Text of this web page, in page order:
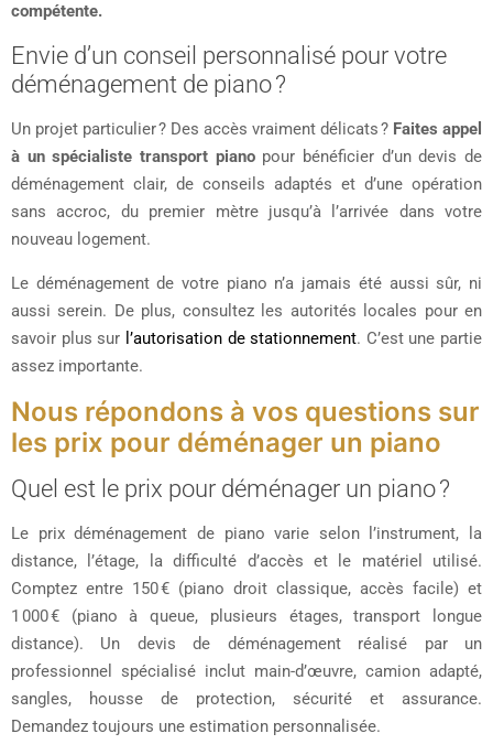
compétente.
Envie d’un conseil personnalisé pour votre
déménagement de piano ?
Un projet particulier ? Des accès vraiment délicats ? Faites appel
à un spécialiste transport pianopour bénéficier d’un devis de
déménagement clair, de conseils adaptés et d’une opération
sans accroc, du premier mètre jusqu’à l’arrivée dans votre
nouveau logement.
Le déménagement de votre piano n’a jamais été aussi sûr, ni
aussi serein. De plus, consultez les autorités locales pour en
savoir plus sur l’autorisation de stationnement. C’est une partie
assez importante.
Nous répondons à vos questions sur
les prix pour déménager un piano
Quel est le prix pour déménager un piano ?
Le prix déménagement de piano varie selon l’instrument, la
distance, l’étage, la difficulté d’accès et le matériel utilisé.
Comptez entre 150 € (piano droit classique, accès facile) et
1 000 € (piano à queue, plusieurs étages, transport longue
distance). Un devis de déménagement réalisé par un
professionnel spécialisé inclut main-d’œuvre, camion adapté,
sangles, housse de protection, sécurité et assurance.
Demandez toujours une estimation personnalisée.